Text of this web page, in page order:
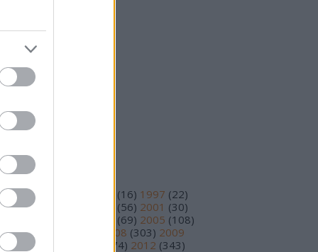
október
...
2.0
( 11) (16) 1997 (22)
(14) (56) 2001 (30)
(69) 2005 (108)
(195 2008 (303) 2009
2010 374) 2012 (343)